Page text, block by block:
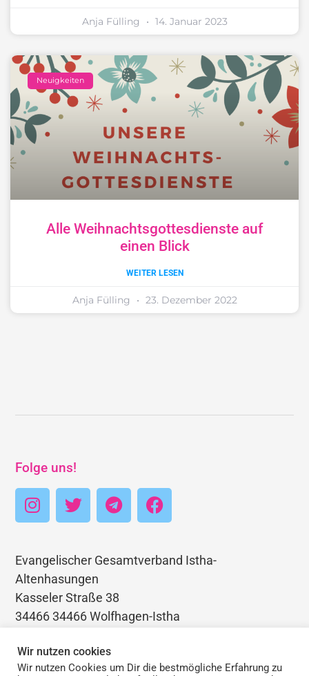
Anja Fülling 14. Januar 2023
Neuigkeiten
Alle Weihnachtsgottesdienste auf
einen Blick
WEITER LESEN
Anja Fülling 23. Dezember 2022
Folge uns!
Evangelischer Gesamtverband Istha-
Altenhasungen
Kasseler Straße 38
34466 34466 Wolfhagen-Istha
E-Mail: pfarramt.istha@ekkw.de
Wir nutzen cookies
Wir nutzen Cookies um Dir die bestmögliche Erfahrung zu